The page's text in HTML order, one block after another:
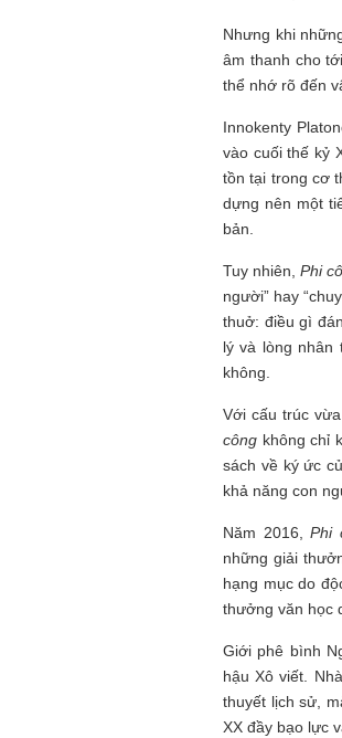
Nhưng khi
âm thanh cho
thể nhớ rõ đến
Innokenty
vào cuối thế kỷ
tồn tại trong cơ
dựng nên một
bản.
Tuy nhiên,Phi
người” hay
thuở: điều gì
lý và lòng nhân
không.
Với cấu trúc
công không chỉ
sách về ký ức
khả năng con
Năm 2016,Phi
những giải
hạng mục do
thưởng văn học
Giới phê bình
hậu Xô viết.
thuyết lịch sử,
XX đầy bạo lực